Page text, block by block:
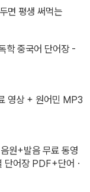
면 평생 써먹는
학 중국어 단어장 -
영상 + 원어민 MP3
원+발음 무료 동영
어장 PDF+단어ㆍ